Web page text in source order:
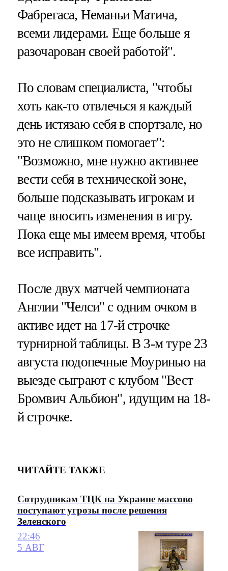
Фабрегаса, Неманьи Матича,
всеми лидерами. Еще больше я
разочарован своей работой".
По словам специалиста, "чтобы
хоть как-то отвлечься я каждый
день истязаю себя в спортзале, но
это не слишком помогает":
"Возможно, мне нужно активнее
вести себя в технической зоне,
больше подсказывать игрокам и
чаще вносить изменения в игру.
Пока еще мы имеем время, чтобы
все исправить".
После двух матчей чемпионата
Англии "Челси" с одним очком в
активе идет на 17-й строчке
турнирной таблицы. В 3-м туре 23
августа подопечные Моуринью на
выезде сыграют с клубом "Вест
Бромвич Альбион", идущим на 18-
й строчке.
ЧИТАЙТЕ ТАКЖЕ
Сотрудникам ТЦК на Украине массово
поступают угрозы после решения
Зеленского
22:46
5 АВГ